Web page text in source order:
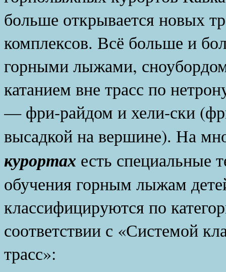
больше открывается новых
комплексов. Всё больше и
горными лыжами,
катанием вне трасс по
— фри-райдом и хели-ски
высадкой на вершине). На
курортах есть специальные
обучения горным лыжам
классифицируются по
соответствии с «Системой
трасс»: